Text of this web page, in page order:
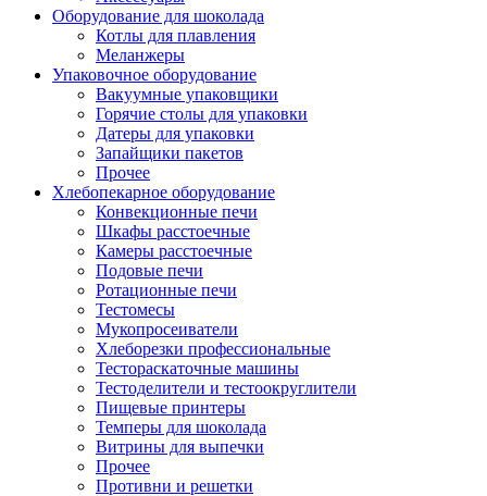
Оборудование для шоколада
Котлы для плавления
Меланжеры
Упаковочное оборудование
Вакуумные упаковщики
Горячие столы для упаковки
Датеры для упаковки
Запайщики пакетов
Прочее
Хлебопекарное оборудование
Конвекционные печи
Шкафы расстоечные
Камеры расстоечные
Подовые печи
Ротационные печи
Тестомесы
Мукопросеиватели
Хлеборезки профессиональные
Тестораскаточные машины
Тестоделители и тестоокруглители
Пищевые принтеры
Темперы для шоколада
Витрины для выпечки
Прочее
Противни и решетки